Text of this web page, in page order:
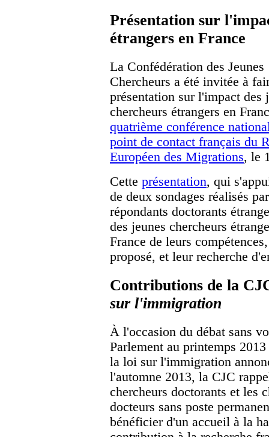
Présentation sur
étrangers en France
La Confédération des Jeunes
Chercheurs a été invitée à
présentation sur l'impact des
chercheurs étrangers en
quatrième conférence
point de contact français du
Européen des Migrations, le
Cette présentation, qui
de deux sondages réalisés
répondants doctorants
des jeunes chercheurs
France de leurs
proposé, et leur recherche
Contributions de la
sur l'immigration
À l'occasion du débat sans
Parlement au printemps
la loi sur l'immigration
l'automne 2013, la CJC
chercheurs doctorants et les
docteurs sans poste
bénéficier d'un accueil à la